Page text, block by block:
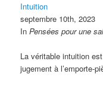
Intuition
septembre 10th, 2023
InPensées pour une
La véritable intuition
jugement à l’emporte-